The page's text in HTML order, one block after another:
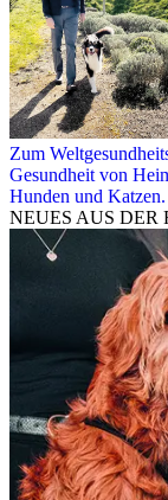
Zum
Gesundheit von
Hunden und Katzen.
NEUES AUS DER